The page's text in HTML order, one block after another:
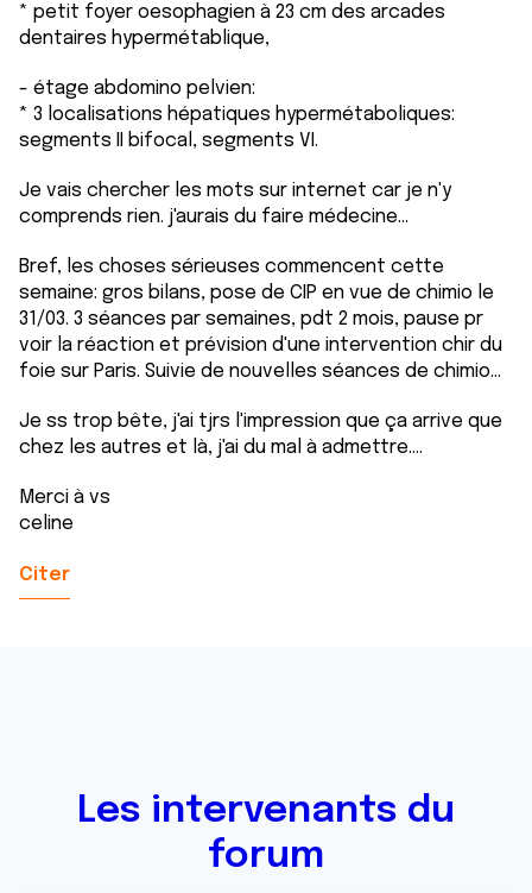
* petit foyer oesophagien à 23 cm des arcades
dentaires hypermétablique,
- étage abdomino pelvien:
* 3 localisations hépatiques hypermétaboliques:
segments II bifocal, segments VI.
Je vais chercher les mots sur internet car je n'y
comprends rien. j'aurais du faire médecine...
Bref, les choses sérieuses commencent cette
semaine: gros bilans, pose de CIP en vue de chimio le
31/03. 3 séances par semaines, pdt 2 mois, pause pr
voir la réaction et prévision d'une intervention chir du
foie sur Paris. Suivie de nouvelles séances de chimio...
Je ss trop bête, j'ai tjrs l'impression que ça arrive que
chez les autres et là, j'ai du mal à admettre....
Merci à vs
celine
Citer
Les intervenants du
forum